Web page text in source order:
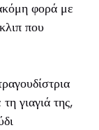
φορά με
που
γιαγιά της,